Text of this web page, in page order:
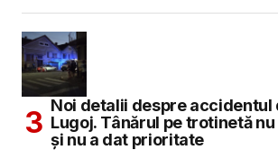
Noi detalii despre accidentul
Lugoj. Tânărul pe trotinetă
și nu a dat prioritate